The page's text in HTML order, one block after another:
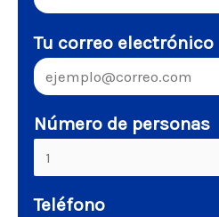
Tu correo electrónico
Número de personas
Teléfono